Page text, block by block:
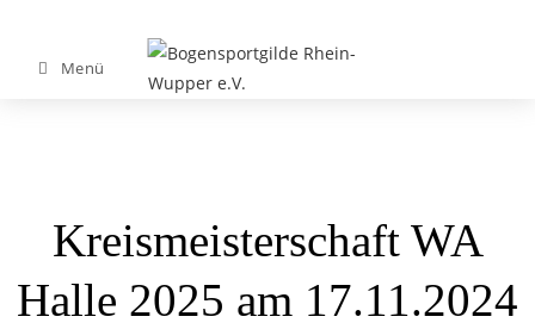
Menü
Kreismeisterschaft WA
Halle 2025 am 17.11.2024